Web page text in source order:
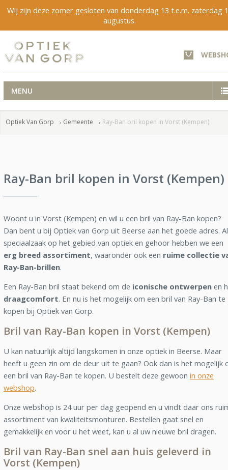
Wij zijn deze zomer gesloten van donderdag 13 t.e.m. zaterdag
augustus.
MENU
Optiek Van Gorp Gemeente Ray-Ban bril kopen in Vorst (Kempen)
Ray-Ban bril kopen in Vorst (Kempen)
Woont u in Vorst (Kempen) en wil u een bril van Ray-Ban kopen?
Dan bent u bij Optiek van Gorp uit Beerse aan het goede adres.
speciaalzaak op het gebied van optiek en gehoor hebben we een
erg breed assortiment, waaronder ook een ruime collectie
Ray-Ban-brillen.
Een Ray-Ban bril staat bekend om de iconische ontwerpen en
draagcomfort. En nu is het mogelijk om een bril van Ray-Ban te
kopen bij Optiek van Gorp.
Bril van Ray-Ban kopen in Vorst (Kempen)
U kan natuurlijk altijd langskomen in onze optiek in Beerse. Maar
heeft u geen zin om de deur uit te gaan? Ook dan is het mogelijk
een bril van Ray-Ban te kopen. U bestelt deze gewoon in onze
webshop.
Onze webshop is 24 uur per dag geopend en u vindt daar ons
assortiment van kwaliteitsmonturen. Bestellen gaat snel en
gemakkelijk en voor u het weet, kan u al uw nieuwe bril dragen.
Bril van Ray-Ban snel aan huis geleverd in
Vorst (Kempen)